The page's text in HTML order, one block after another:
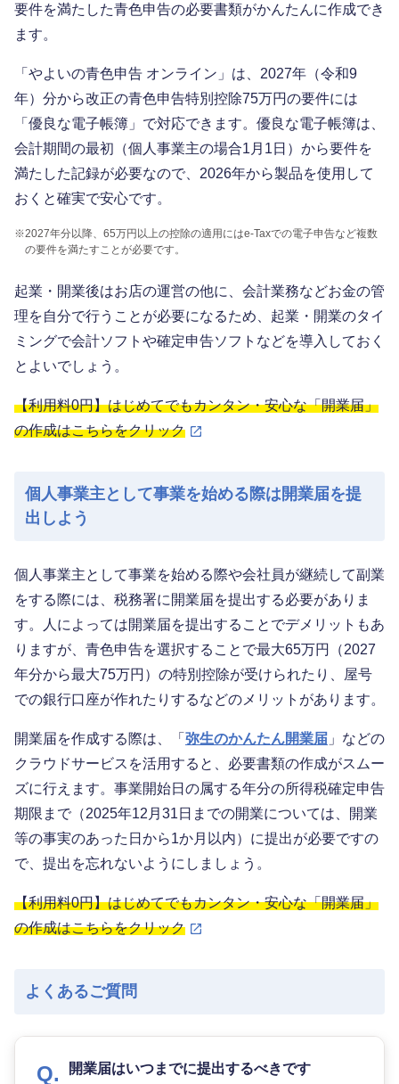
要件を満たした青色申告の必要書類がかんたんに作成でき
ます。
「やよいの青色申告 オンライン」は、2027年（令和9
年）分から改正の青色申告特別控除75万円の要件には
「優良な電子帳簿」で対応できます。優良な電子帳簿は、
会計期間の最初（個人事業主の場合1月1日）から要件を
満たした記録が必要なので、2026年から製品を使用して
おくと確実で安心です。
※2027年分以降、65万円以上の控除の適用にはe-Taxでの電子申告など複数
の要件を満たすことが必要です。
起業・開業後はお店の運営の他に、会計業務などお金の管
理を自分で行うことが必要になるため、起業・開業のタイ
ミングで会計ソフトや確定申告ソフトなどを導入しておく
とよいでしょう。
【利用料0円】はじめてでもカンタン・安心な「開業届」
の作成はこちらをクリック
個人事業主として事業を始める際は開業届を提
出しよう
個人事業主として事業を始める際や会社員が継続して副業
をする際には、税務署に開業届を提出する必要がありま
す。人によっては開業届を提出することでデメリットもあ
りますが、青色申告を選択することで最大65万円（2027
年分から最大75万円）の特別控除が受けられたり、屋号
での銀行口座が作れたりするなどのメリットがあります。
開業届を作成する際は、「 弥生のかんたん開業届 」などの
クラウドサービスを活用すると、必要書類の作成がスムー
ズに行えます。事業開始日の属する年分の所得税確定申告
期限まで（2025年12月31日までの開業については、開業
等の事実のあった日から1か月以内）に提出が必要ですの
で、提出を忘れないようにしましょう。
【利用料0円】はじめてでもカンタン・安心な「開業届」
の作成はこちらをクリック
よくあるご質問
開業届はいつまでに提出するべきです